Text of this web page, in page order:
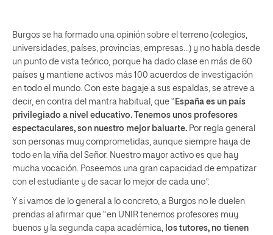
Burgos se ha formado una opinión sobre el terreno (colegios,
universidades, países, provincias, empresas…) y no habla desde
un punto de vista teórico, porque ha dado clase en más de 60
países y mantiene activos más 100 acuerdos de investigación
en todo el mundo. Con este bagaje a sus espaldas, se atreve a
decir, en contra del mantra habitual, que “ España es un país
privilegiado a nivel educativo. Tenemos unos profesores
espectaculares, son nuestro mejor baluarte. Por regla general
son personas muy comprometidas, aunque siempre haya de
todo en la viña del Señor. Nuestro mayor activo es que hay
mucha vocación. Poseemos una gran capacidad de empatizar
con el estudiante y de sacar lo mejor de cada uno”.
Y si vamos de lo general a lo concreto, a Burgos no le duelen
prendas al afirmar que “en UNIR tenemos profesores muy
buenos y la segunda capa académica, los tutores, no tienen